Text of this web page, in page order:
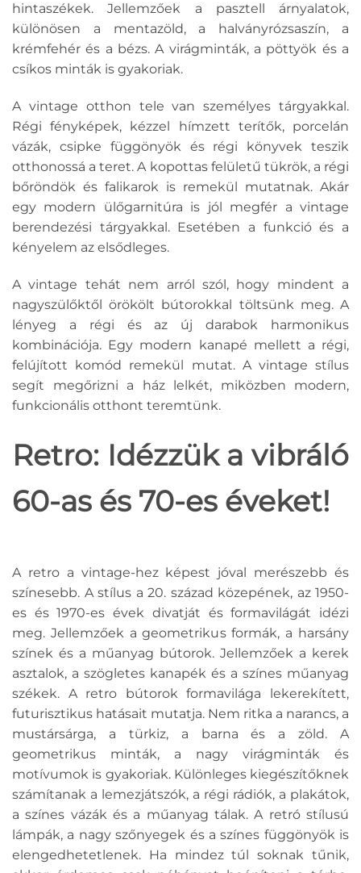
hintaszékek. Jellemzőek a pasztell árnyalatok,
különösen a mentazöld, a halványrózsaszín, a
krémfehér és a bézs. A virágminták, a pöttyök és a
csíkos minták is gyakoriak.
A vintage otthon tele van személyes tárgyakkal.
Régi fényképek, kézzel hímzett terítők, porcelán
vázák, csipke függönyök és régi könyvek teszik
otthonossá a teret. A kopottas felületű tükrök, a régi
bőröndök és falikarok is remekül mutatnak. Akár
egy modern ülőgarnitúra is jól megfér a vintage
berendezési tárgyakkal. Esetében a funkció és a
kényelem az elsődleges.
A vintage tehát nem arról szól, hogy mindent a
nagyszülőktől örökölt bútorokkal töltsünk meg. A
lényeg a régi és az új darabok harmonikus
kombinációja. Egy modern kanapé mellett a régi,
felújított komód remekül mutat. A vintage stílus
segít megőrizni a ház lelkét, miközben modern,
funkcionális otthont teremtünk.
Retro: Idézzük a vibráló
60-as és 70-es éveket!
A retro a vintage-hez képest jóval merészebb és
színesebb. A stílus a 20. század közepének, az 1950-
es és 1970-es évek divatját és formavilágát idézi
meg. Jellemzőek a geometrikus formák, a harsány
színek és a műanyag bútorok. Jellemzőek a kerek
asztalok, a szögletes kanapék és a színes műanyag
székek. A retro bútorok formavilága lekerekített,
futurisztikus hatásait mutatja. Nem ritka a narancs, a
mustársárga, a türkiz, a barna és a zöld. A
geometrikus minták, a nagy virágminták és
motívumok is gyakoriak. Különleges kiegészítőknek
számítanak a lemezjátszók, a régi rádiók, a plakátok,
a színes vázák és a műanyag tálak. A retró stílusú
lámpák, a nagy szőnyegek és a színes függönyök is
elengedhetetlenek. Ha mindez túl soknak tűnik,